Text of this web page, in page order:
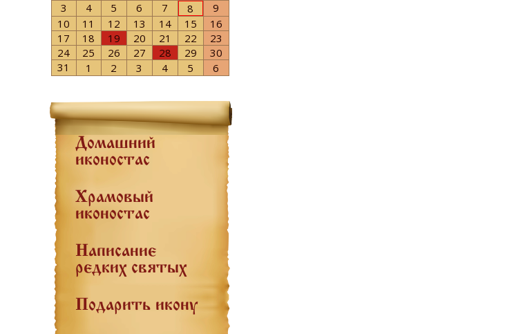
3
4 5 6 7 8
9
10
11 12 13 14 15
16
17
18 19 20 21 22
23
24
25 26 27 28 29
30
31
1 2 3 4 5 6
Домашний
иконостас
Храмовый
иконостас
Написание
редких святых
Подарить икону